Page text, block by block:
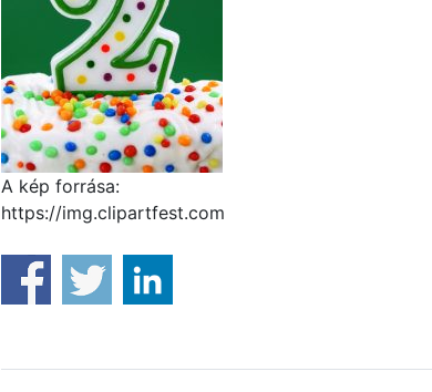
A kép forrása:
https://img.clipartfest.com